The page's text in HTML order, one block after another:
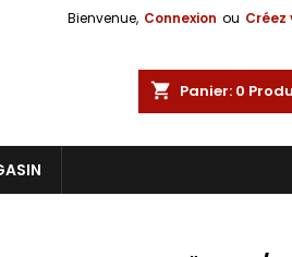
Bienvenue, Connexion ou
shopping_cart Panier: 0